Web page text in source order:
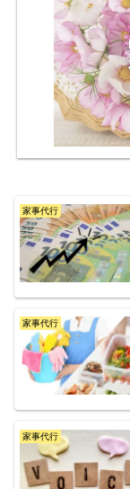
家事代行
家事代行
家事代行